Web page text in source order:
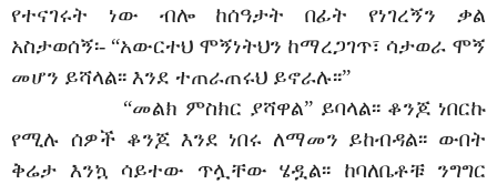
የተናገሩት ነው ብሎ ከሰዓታት በፊት የነገረኝን ቃል
አስታወሰኝ፡- “አውርተህ ሞኝነትህን ከማረጋገጥ፣ ሳታወራ ሞኝ
መሆን ይሻላል፡፡ እንደ ተጠራጠሩህ ይኖራሉ፡፡”
“መልክ ምስክር ያሻዋል” ይባላል፡፡ ቆንጆ ነበርኩ
የሚሉ ሰዎች ቆንጆ እንደ ነበሩ ለማመን ይከብዳል፡፡ ውበት
ቅሬታ እንኳ ሳይተው ጥሏቸው ሄዷል፡፡ ከባለቤቶቹ ንግግር